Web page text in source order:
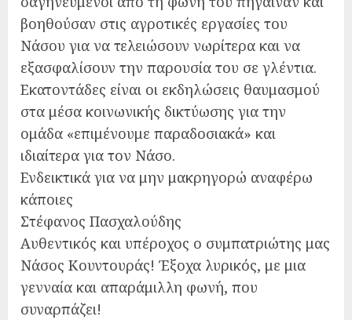
βοηθούσαν στις αγροτικές εργασίες του
Νάσου για να τελειώσουν νωρίτερα και να
εξασφαλίσουν την παρουσία του σε γλέντια.
Εκατοντάδες είναι οι εκδηλώσεις θαυμασμού
στα μέσα κοινωνικής δικτύωσης για την
ομάδα «επιμένουμε παραδοσιακά» και
ιδιαίτερα για τον Νάσο.
Ενδεικτικά για να μην μακρηγορώ αναφέρω
κάποιες
Στέφανος Πασχαλούδης
Αυθεντικός και υπέροχος ο συμπατριώτης μας
Νάσος Κουντουράς! Έξοχα λυρικός, με μια
γενναία και απαράμιλλη φωνή, που
συναρπάζει!